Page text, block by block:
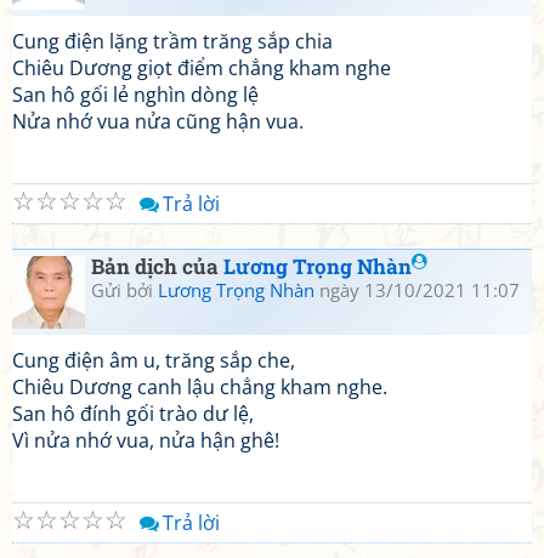
Cung điện lặng trầm trăng sắp chia
Chiêu Dương giọt điểm chẳng kham nghe
San hô gối lẻ nghìn dòng lệ
Nửa nhớ vua nửa cũng hận vua.
☆
☆
☆
☆
☆ Trả lời
Bản dịch củaLương Trọng Nhàn
Gửi bởi Lương Trọng Nhàn ngày 13/10/2021 11:07
Cung điện âm u, trăng sắp che,
Chiêu Dương canh lậu chẳng kham nghe.
San hô đính gối trào dư lệ,
Vì nửa nhớ vua, nửa hận ghê!
☆
☆
☆
☆
☆ Trả lời